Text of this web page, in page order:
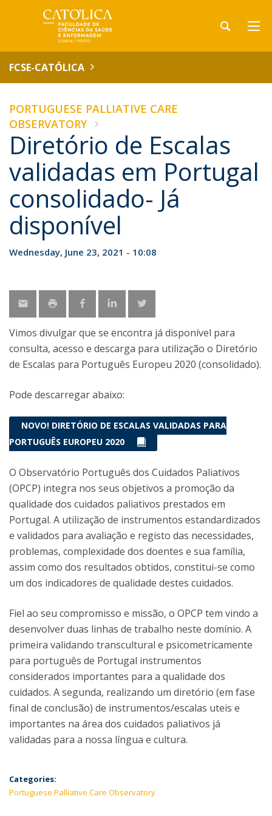
FCSE-CATÓLICA
PORTUGUESE PALLIATIVE CARE
OBSERVATORY
Diretório de Escalas
validadas em Portugal
consolidado- Já
disponível
Wednesday, June 23, 2021 - 10:08
Vimos divulgar que se encontra já disponível para
consulta, acesso e descarga para utilização o Diretório
de Escalas para Português Europeu 2020 (consolidado).
Pode descarregar abaixo:
NOVO! DIRETÓRIO DE ESCALAS VALIDADAS PARA
PORTUGUÊS EUROPEU 2020
O Observatório Português dos Cuidados Paliativos
(OPCP) integra nos seus objetivos a promoção da
qualidade dos cuidados paliativos prestados em
Portugal. A utilização de instrumentos estandardizados
e validados para avaliação e registo das necessidades,
problemas, complexidade dos doentes e sua família,
assim como dos resultados obtidos, constitui-se como
um dos indicadores de qualidade destes cuidados.
Fiel ao seu compromisso e missão, o OPCP tem vindo a
desenvolver duas linhas de trabalho neste domínio. A
primeira validando transcultural e psicometricamente
para português de Portugal instrumentos
considerados importantes para a qualidade dos
cuidados. A segunda, realizando um diretório (em fase
final de conclusão) de instrumentos/escalas uteis e
importantes na área dos cuidados paliativos já
validadas para a nossa língua e cultura.
Categories:
Portuguese Palliative Care Observatory